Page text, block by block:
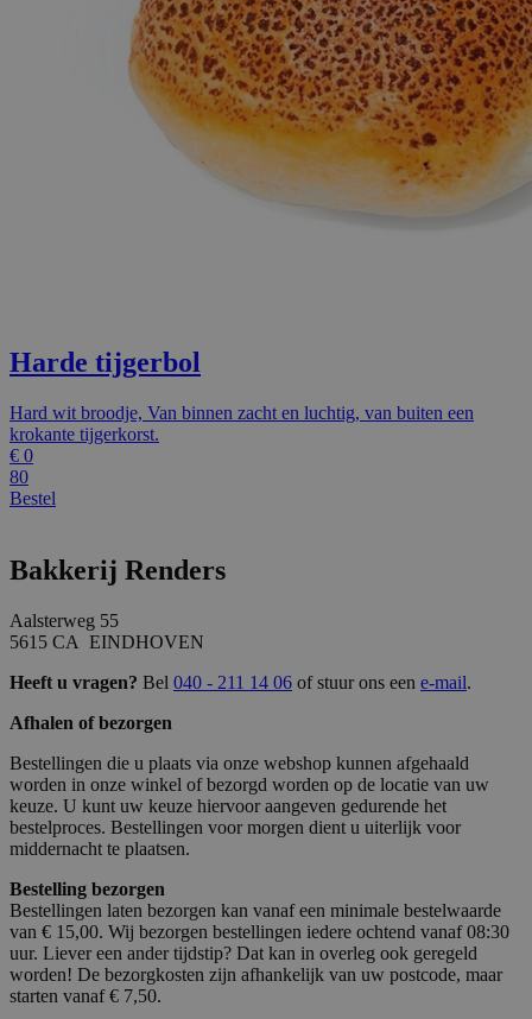
Harde tijgerbol
Hard wit broodje, Van binnen zacht en luchtig, van buiten een
krokante tijgerkorst.
€ 0
80
Bestel
Bakkerij Renders
Aalsterweg 55
5615 CA EINDHOVEN
Heeft u vragen? Bel 040 - 211 14 06 of stuur ons een e-mail.
Afhalen of bezorgen
Bestellingen die u plaats via onze webshop kunnen afgehaald
worden in onze winkel of bezorgd worden op de locatie van uw
keuze. U kunt uw keuze hiervoor aangeven gedurende het
bestelproces. Bestellingen voor morgen dient u uiterlijk voor
middernacht te plaatsen.
Bestelling bezorgen
Bestellingen laten bezorgen kan vanaf een minimale bestelwaarde
van € 15,00. Wij bezorgen bestellingen iedere ochtend vanaf 08:30
uur. Liever een ander tijdstip? Dat kan in overleg ook geregeld
worden! De bezorgkosten zijn afhankelijk van uw postcode, maar
starten vanaf € 7,50.